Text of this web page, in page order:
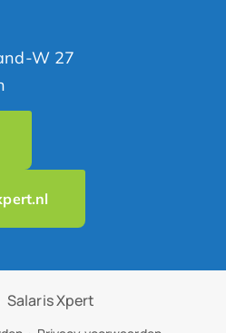
W 27
Salaris Xpert